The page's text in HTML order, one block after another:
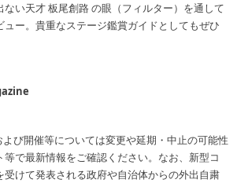
い天才 板尾創路 の眼（フィルター）を通して
ー。貴重なステージ鑑賞ガイドとしてもぜひ
び開催等については変更や延期・中止の可能性
で最新情報をご確認ください。なお、新型コ
受けて発表される政府や自治体からの外出自粛